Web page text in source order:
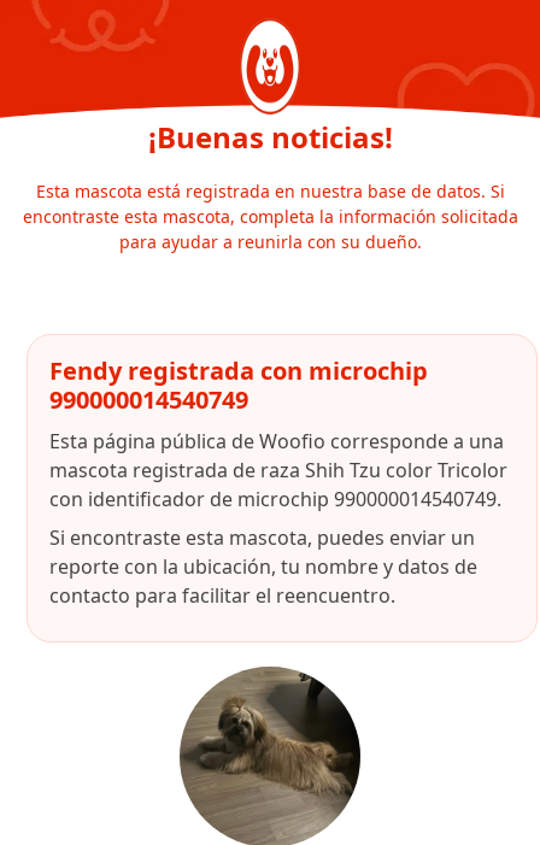
¡Buenas noticias!
Esta mascota está registrada en nuestra base de datos. Si
encontraste esta mascota, completa la información solicitada
para ayudar a reunirla con su dueño.
Fendy registrada con microchip
990000014540749
Esta página pública de Woofio corresponde a una
mascota registrada de raza Shih Tzu color Tricolor
con identificador de microchip 990000014540749.
Si encontraste esta mascota, puedes enviar un
reporte con la ubicación, tu nombre y datos de
contacto para facilitar el reencuentro.